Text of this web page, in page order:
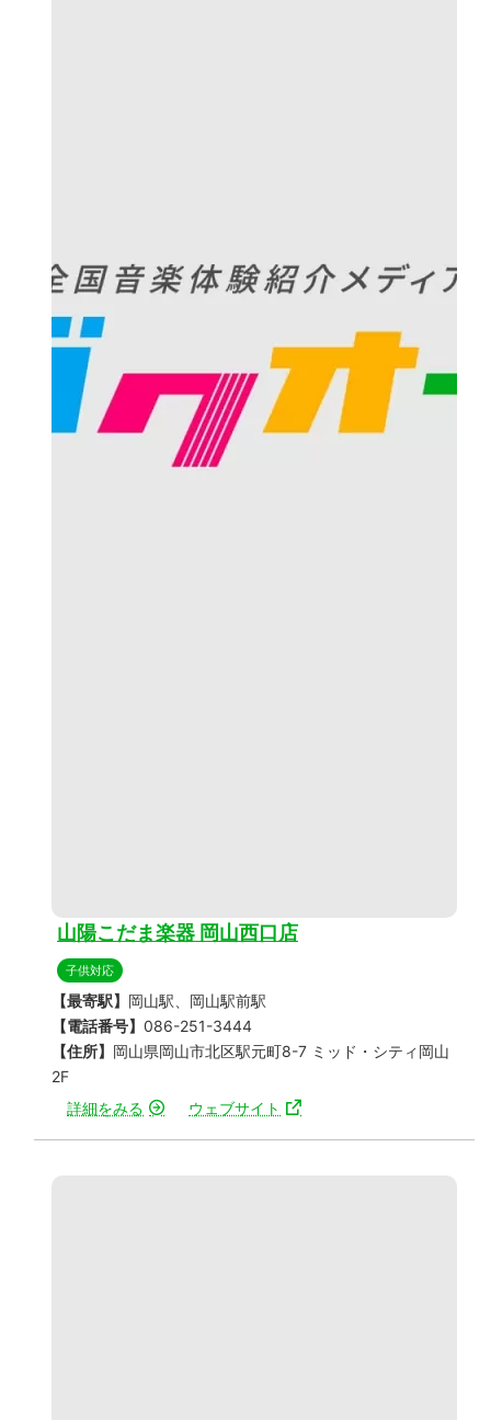
山陽こだま楽器 岡山西口店
子供対応
【最寄駅】 岡山駅、岡山駅前駅
【電話番号】 086-251-3444
【住所】 岡山県岡山市北区駅元町8-7 ミッド・シティ岡山
2F
詳細をみる
ウェブサイト